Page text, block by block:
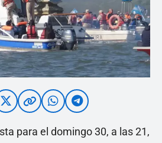
para el domingo 30, a las 21,